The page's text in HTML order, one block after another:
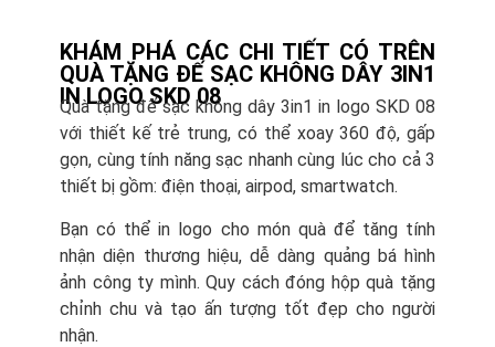
KHÁM PHÁ CÁC CHI TIẾT CÓ TRÊN
QUÀ TẶNG ĐẾ SẠC KHÔNG DÂY 3IN1
IN LOGO SKD 08
Quà tặng đế sạc không dây 3in1 in logo SKD 08
với thiết kế trẻ trung, có thể xoay 360 độ, gấp
gọn, cùng tính năng sạc nhanh cùng lúc cho cả 3
thiết bị gồm: điện thoại, airpod, smartwatch.
Bạn có thể in logo cho món quà để tăng tính
nhận diện thương hiệu, dễ dàng quảng bá hình
ảnh công ty mình. Quy cách đóng hộp quà tặng
chỉnh chu và tạo ấn tượng tốt đẹp cho người
nhận.